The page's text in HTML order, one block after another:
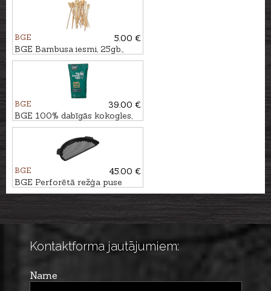
BGE
5.00 €
BGE Bambusa iesmi, 25gb.,
25cm
BGE
39.00 €
BGE 100% dabīgās kokogles,
9kg
BGE
45.00 €
BGE Perforētā režģa puse
priekš Large grila
Kontaktforma jautājumiem:
Name